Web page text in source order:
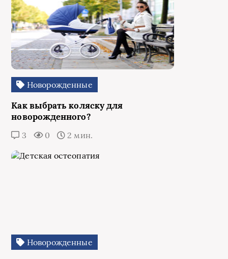
Новорожденные
Как выбрать коляску для
новорожденного?
3 0 2 мин.
Новорожденные